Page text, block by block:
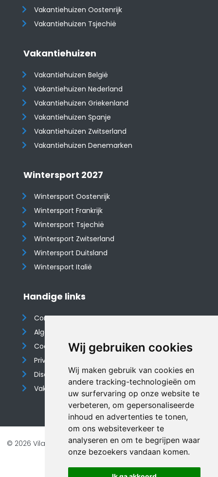
Wij gebruiken cookies
Wij maken gebruik van cookies en
andere tracking-technologieën om
uw surfervaring op onze website te
verbeteren, om gepersonaliseerde
inhoud en advertenties te tonen,
om ons websiteverkeer te
analyseren en om te begrijpen waar
onze bezoekers vandaan komen.
​​​​​​​Vakantiehuizen Oostenrijk
Vakantiehuizen Tsjechië
Vakantiehuizen
Vakantiehuizen België
Vakantiehuizen Nederland
Vakantiehuizen Griekenland
Vakantiehuizen Spanje
​​​​​​​Vakantiehuizen Zwitserland
Vakantiehuizen Denemarken
Wintersport 2027
Wintersport Oostenrijk
Wintersport Frankrijk
Wintersport Tsjechië
Wintersport Zwitserland
Wintersport Duitsland
Wintersport Italië
Handige links
Contact
Algemene voorwaarden
Cookieverklaring
Privacyverklaring
Disclaimer
Vakantiehuis website
© 2026 Vilando Vakantiehuizen |Website door FalcoTravel
Veilig online betalen met